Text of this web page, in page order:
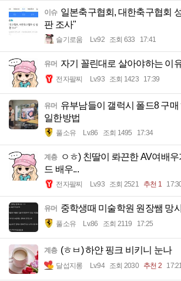
이슈 일본축구협회, 대한축구협회
판 조사"
슬기로움 Lv.92 조회 633 17:41
유머 자기 꼴린대로 살아야하는 이
전자팔찌 Lv.93 조회 1423 17:39
유머 유부남들이 갤럭시 폴드8 구매
일한방법
풀소유 Lv.86 조회 1495 17:34
계층
ㅇㅎ) 친딸이 롸끈한 AV여배
드 배우...
전자팔찌 Lv.93 조회 2521 추천 1
유머 중학생때 미술학원 원장쌤 망
풀소유 Lv.86 조회 2119 17:25
계층 (ㅎㅂ) 하얀 핑크 비키니 눈나
달섭지롱 Lv.94 조회 2030 추천 2 17:21